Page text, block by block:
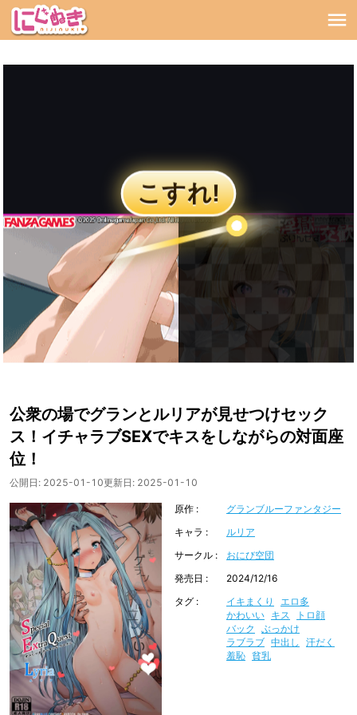
公衆の場でグランとルリアが見せつけセック
ス！イチャラブSEXでキスをしながらの対面座
位！
公開日: 2025-01-10更新日: 2025-01-10
原作
グランブルーファンタジー
キャラ
ルリア
サークル
おにび空団
発売日
2024/12/16
タグ
イキまくり
エロ多
かわいい
キス
トロ顔
バック
ぶっかけ
ラブラブ 中出し
汗だく
羞恥 貧乳